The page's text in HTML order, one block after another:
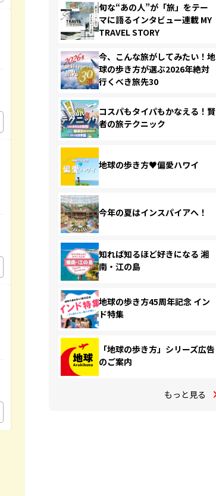
旬な“あの人”が「旅」をテー
マに語るインタビュー連載 MY
TRAVEL STORY
今、こんな旅がしてみたい！地
球の歩き方が選ぶ2026年絶対
行くべき旅先30
コスパもタイパもかなえる！賢
者の旅テクニック
地球の歩き方♥偏愛ハワイ
今年の夏はインスパイアへ！
知れば知るほど好きになる 湘
南・江の島
地球の歩き方45周年記念 イン
ド特集
「地球の歩き方」シリーズ広告
のご案内
もっと見る